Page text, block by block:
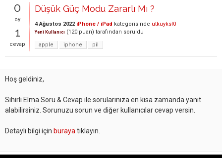
0
oy
1
cevap
Düşük Güç Modu Zararlı Mı ?
4 Ağustos 2022 iPhone / iPad kategorisinde utkuyksl0
Yeni Kullanıcı (120 puan) tarafından soruldu
apple
iphone pil
Hoş geldiniz,
Sihirli Elma Soru & Cevap ile sorularınıza en kısa zamanda yanıt
alabilirsiniz. Sorunuzu sorun ve diğer kullanıcılar cevap versin.
Detaylı bilgi için buraya tıklayın.